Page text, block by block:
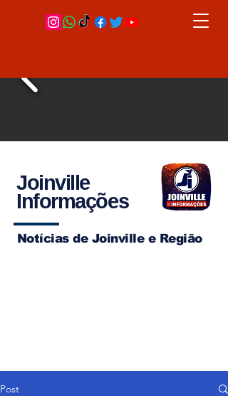
Joinville
Informações
Notícias de Joinville e Região
Post